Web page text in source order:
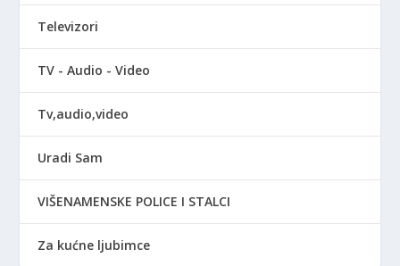
Televizori
TV - Audio - Video
Tv,audio,video
Uradi Sam
VIŠENAMENSKE POLICE I STALCI
Za kućne ljubimce